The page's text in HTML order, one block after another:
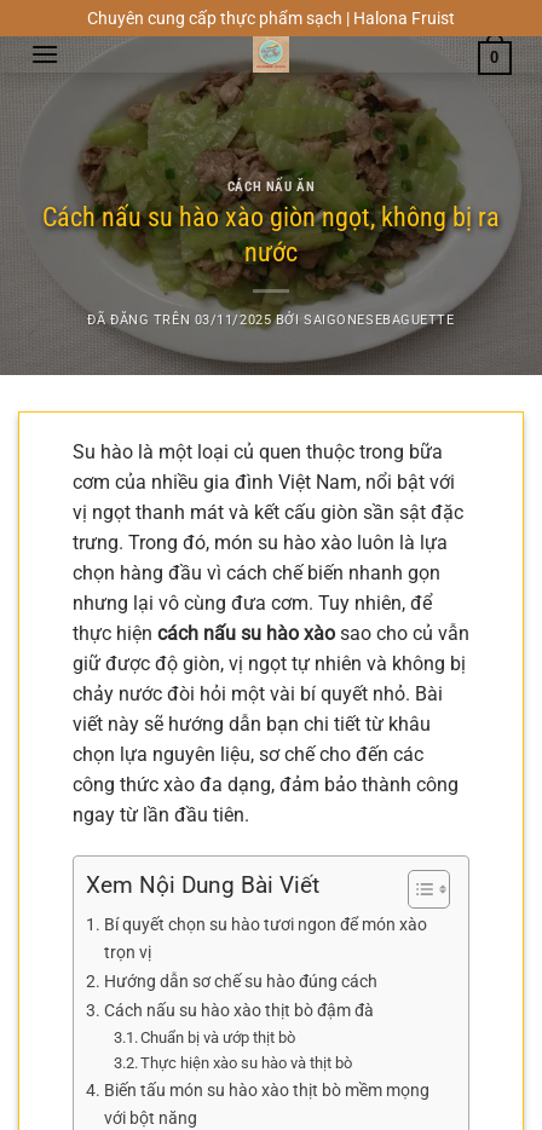
đến
Chuyên cung cấp thực phẩm sạch | Halona Fruist
0
CÁCH NẤU ĂN
Cách nấu su hào xào giòn ngọt, không bị ra
nước
ĐÃ ĐĂNG TRÊN 03/11/2025 BỞISAIGONESEBAGUETTE
Su hào là một loại củ quen thuộc trong bữa
cơm của nhiều gia đình Việt Nam, nổi bật với
vị ngọt thanh mát và kết cấu giòn sần sật đặc
trưng. Trong đó, món su hào xào luôn là lựa
chọn hàng đầu vì cách chế biến nhanh gọn
nhưng lại vô cùng đưa cơm. Tuy nhiên, để
thực hiện cách nấu su hào xào sao cho củ vẫn
giữ được độ giòn, vị ngọt tự nhiên và không bị
chảy nước đòi hỏi một vài bí quyết nhỏ. Bài
viết này sẽ hướng dẫn bạn chi tiết từ khâu
chọn lựa nguyên liệu, sơ chế cho đến các
công thức xào đa dạng, đảm bảo thành công
ngay từ lần đầu tiên.
Xem Nội Dung Bài Viết
Bí quyết chọn su hào tươi ngon để món xào
trọn vị
Hướng dẫn sơ chế su hào đúng cách
Cách nấu su hào xào thịt bò đậm đà
Chuẩn bị và ướp thịt bò
Thực hiện xào su hào và thịt bò
Biến tấu món su hào xào thịt bò mềm mọng
với bột năng